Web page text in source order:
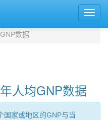
数据
人均GNP数据
国家或地区的GNP与当